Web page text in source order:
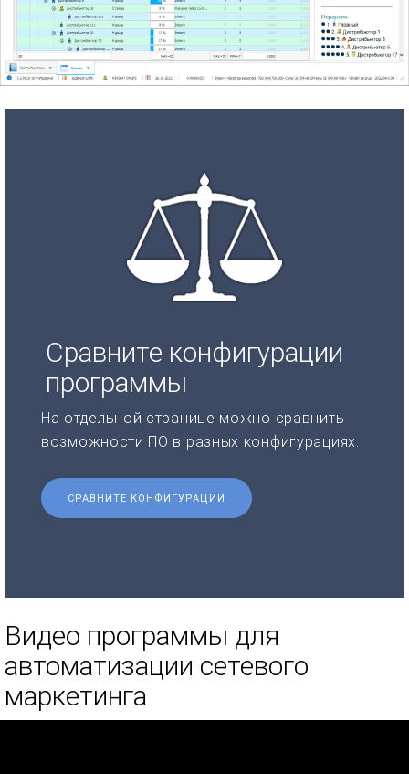
Сравните конфигурации
программы
На отдельной странице можно сравнить
возможности ПО в разных конфигурациях.
СРАВНИТЕ КОНФИГУРАЦИИ
Видео программы для
автоматизации сетевого
маркетинга